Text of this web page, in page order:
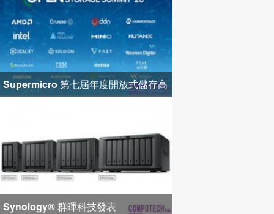
Supermicro 第七屆年度開放式儲存高
Synology® 群暉科技發表